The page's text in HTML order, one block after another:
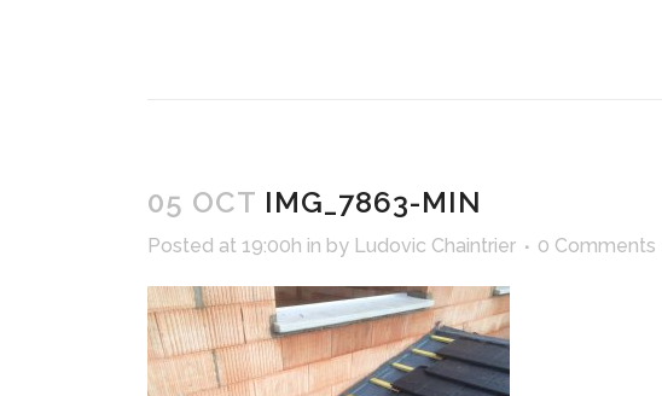
05 OCT IMG_7863-MIN
Posted at 19:00h in by Ludovic Chaintrier 0 Comments